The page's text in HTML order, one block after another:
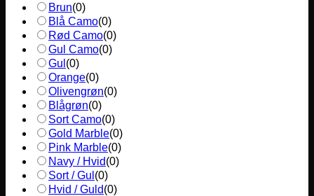
Brun(0)
Blå Camo(0)
Rød Camo(0)
Gul Camo(0)
Gul (0)
Orange(0)
Olivengrøn(0)
Blågrøn(0)
Sort Camo(0)
Gold Marble(0)
Pink Marble(0)
Navy / Hvid(0)
Sort / Gul (0)
Hvid / Guld(0)